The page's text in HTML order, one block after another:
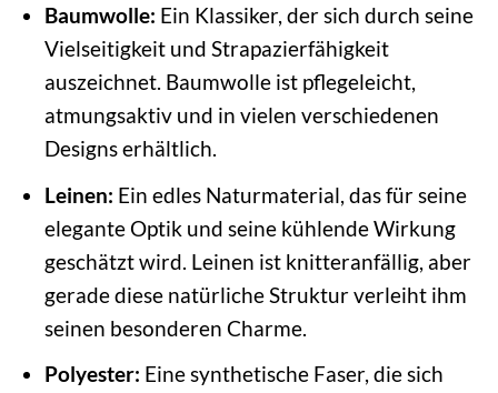
Baumwolle: Ein Klassiker, der sich durch seine
Vielseitigkeit und Strapazierfähigkeit
auszeichnet. Baumwolle ist pflegeleicht,
atmungsaktiv und in vielen verschiedenen
Designs erhältlich.
Leinen: Ein edles Naturmaterial, das für seine
elegante Optik und seine kühlende Wirkung
geschätzt wird. Leinen ist knitteranfällig, aber
gerade diese natürliche Struktur verleiht ihm
seinen besonderen Charme.
Polyester: Eine synthetische Faser, die sich